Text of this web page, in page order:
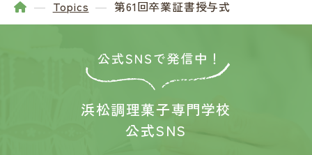
Topics 第61回卒業証書授与式
浜松調理菓子専門学校
公式SNS